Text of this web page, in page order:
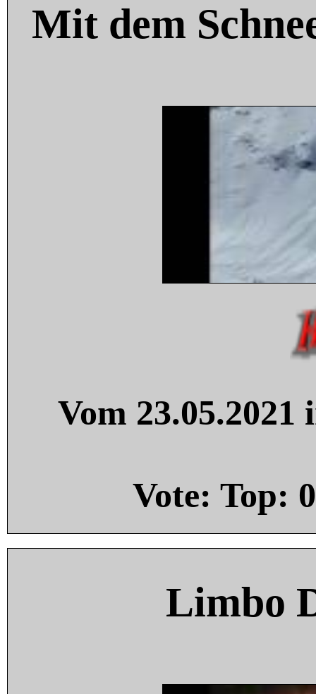
Mit dem
Vom
Vote: Top: 0
Limbo